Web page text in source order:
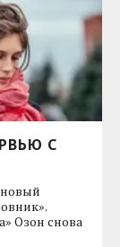
С
Озон снова